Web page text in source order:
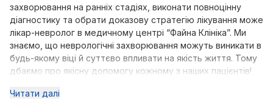
захворювання на ранніх стадіях, виконати повноцінну
діагностику та обрати доказову стратегію лікування може
лікар-невролог в медичному центрі “Файна Клініка”. Ми
знаємо, що неврологічні захворювання можуть виникати в
будь-якому віці й суттєво впливати на якість життя. Тому
дбаємо про якісну допомогу кожному з наших пацієнтів!
Читати далі